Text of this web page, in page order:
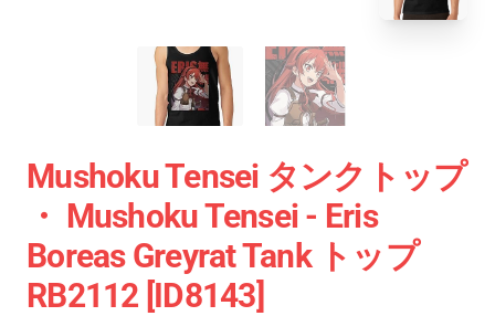
Mushoku Tensei タンクトップ
・ Mushoku Tensei - Eris
Boreas Greyrat Tank トップ
RB2112 [ID8143]